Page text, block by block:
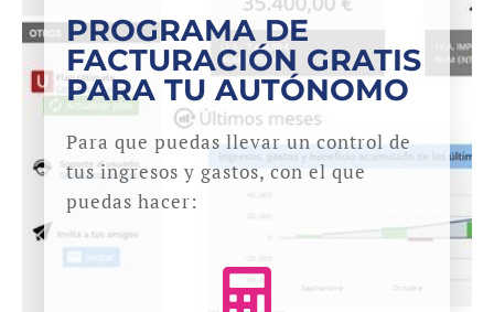
PROGRAMA DE
FACTURACIÓN GRATIS
PARA TU AUTÓNOMO
Para que puedas llevar un control de
tus ingresos y gastos, con el que
puedas hacer: